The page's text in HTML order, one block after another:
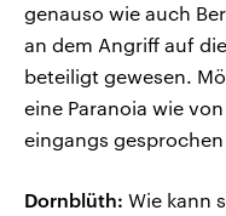
genauso wie auch
an dem Angriff auf
beteiligt gewesen.
eine Paranoia wie
eingangs
Dornblüth: Wie kann